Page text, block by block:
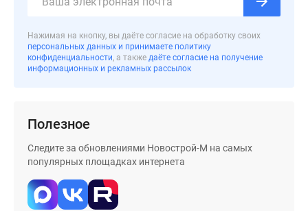
Программа
Москве
Новостройки
Новостройки
класса
Рассрочка
Траншевая
ипотека
Нажимая на кнопку, вы даёте согласие на обработку своих
персональных данных и принимаете политику
конфиденциальности, а также даёте согласие на получение
информационных и рекламных рассылок
Полезное
Следите за обновлениями Новострой-М на самых
популярных площадках интернета